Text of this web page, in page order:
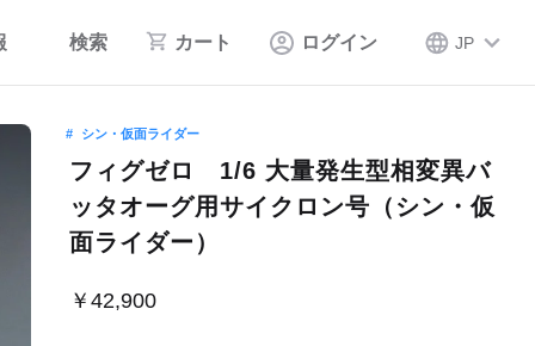
検索 カート ログイン JP
シン・仮面ライダー
フィグゼロ 1/6 大量発生型相変異バ
ッタオーグ用サイクロン号（シン・仮
面ライダー）
￥42,900